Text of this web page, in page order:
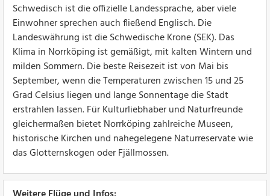
Schwedisch ist die offizielle Landessprache, aber viele
Einwohner sprechen auch fließend Englisch. Die
Landeswährung ist die Schwedische Krone (SEK). Das
Klima in Norrköping ist gemäßigt, mit kalten Wintern und
milden Sommern. Die beste Reisezeit ist von Mai bis
September, wenn die Temperaturen zwischen 15 und 25
Grad Celsius liegen und lange Sonnentage die Stadt
erstrahlen lassen. Für Kulturliebhaber und Naturfreunde
gleichermaßen bietet Norrköping zahlreiche Museen,
historische Kirchen und nahegelegene Naturreservate wie
das Glotternskogen oder Fjällmossen.